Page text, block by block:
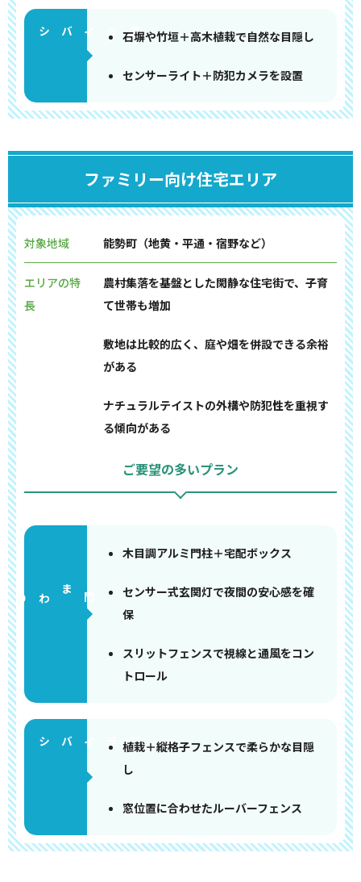
石塀や竹垣＋高木植栽で自然な目隠し
センサーライト＋防犯カメラを設置
ファミリー向け住宅エリア
対象地域 能勢町（地黄・平通・宿野など）
エリアの特
長
農村集落を基盤とした閑静な住宅街で、子育
て世帯も増加
敷地は比較的広く、庭や畑を併設できる余裕
がある
ナチュラルテイストの外構や防犯性を重視す
る傾向がある
ご要望の多いプラン
門まわり
木目調アルミ門柱＋宅配ボックス
センサー式玄関灯で夜間の安心感を確
保
スリットフェンスで視線と通風をコン
トロール
植栽＋縦格子フェンスで柔らかな目隠
し
窓位置に合わせたルーバーフェンス